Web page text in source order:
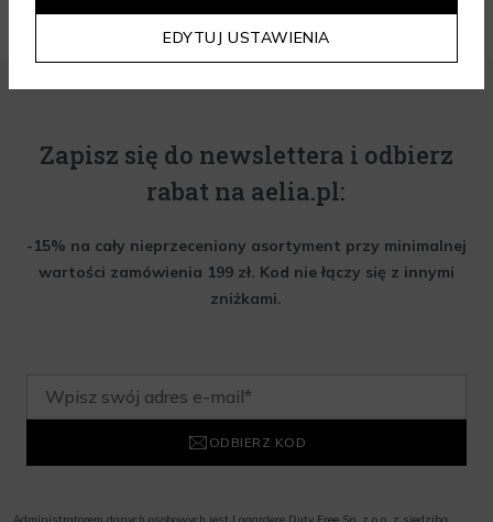
Zapisz się do newslettera i odbierz
rabat na aelia.pl:
-15% na cały nieprzeceniony asortyment przy minimalnej
wartości zamówienia 199 zł. Kod nie łączy się z innymi
zniżkami.
ODBIERZ KOD
Administratorem danych osobowych jest Lagardere Duty Free Sp. z o.o. z siedzibą
EDYTUJ USTAWIENIA